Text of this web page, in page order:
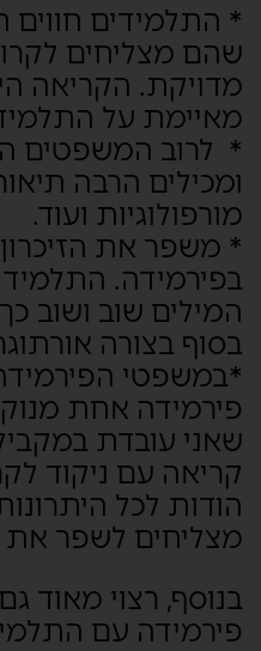
* התלמידים חווים
שהם מצליחים
מדויקת. הקריאה
מאיימת על
* לרוב המשפטים
ומכילים הרבה
מורפולוגיות ועוד.
* משפר את
בפירמידה.
המילים שוב ושוב
בסוף בצורה
*במשפטי
פירמידה אחת
שאני עובדת
קריאה עם ניקוד
הודות לכל
מצליחים לשפר
בנוסף, רצוי מאוד
פירמידה עם